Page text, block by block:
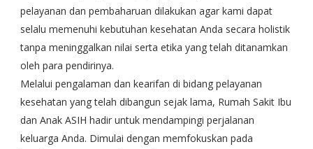
pelayanan dan pembaharuan dilakukan agar kami dapat
selalu memenuhi kebutuhan kesehatan Anda secara holistik
tanpa meninggalkan nilai serta etika yang telah ditanamkan
oleh para pendirinya.
Melalui pengalaman dan kearifan di bidang pelayanan
kesehatan yang telah dibangun sejak lama, Rumah Sakit Ibu
dan Anak ASIH hadir untuk mendampingi perjalanan
keluarga Anda. Dimulai dengan memfokuskan pada